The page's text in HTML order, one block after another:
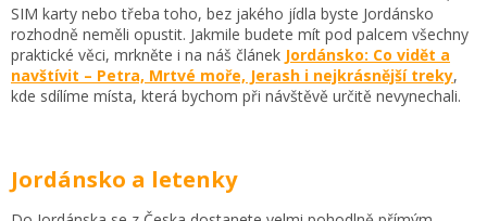
SIM karty nebo třeba toho, bez jakého jídla byste Jordánsko
rozhodně neměli opustit. Jakmile budete mít pod palcem všechny
praktické věci, mrkněte i na náš článek Jordánsko: Co vidět a
navštívit – Petra, Mrtvé moře, Jerash i nejkrásnější treky,
kde sdílíme místa, která bychom při návštěvě určitě nevynechali.
Jordánsko a letenky